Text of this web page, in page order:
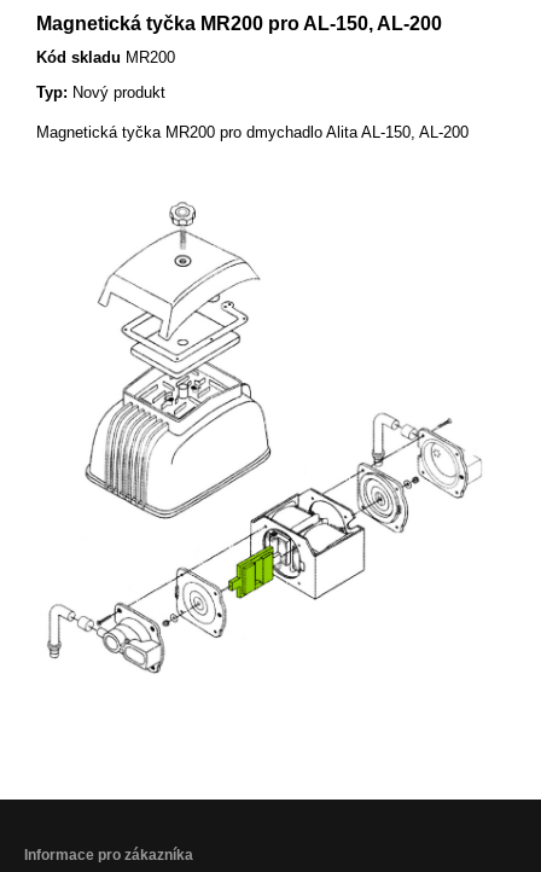
Magnetická tyčka MR200 pro AL-150, AL-200
Kód skladu MR200
Typ: Nový produkt
Magnetická tyčka MR200 pro dmychadlo Alita AL-150, AL-200
Informace pro zákazníka